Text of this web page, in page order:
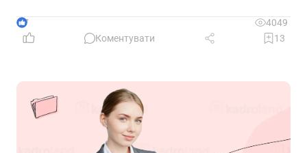
оновлені витяги кожні 3 місяці? Чи в такому
випадку, витяг дійсний 1 рік?
7
4049
Коментувати
13